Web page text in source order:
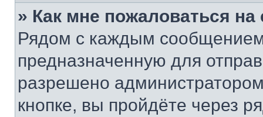
» Как мне пожаловаться
Рядом с каждым сообщением
предназначенную для
разрешено
кнопке, вы пройдёте через